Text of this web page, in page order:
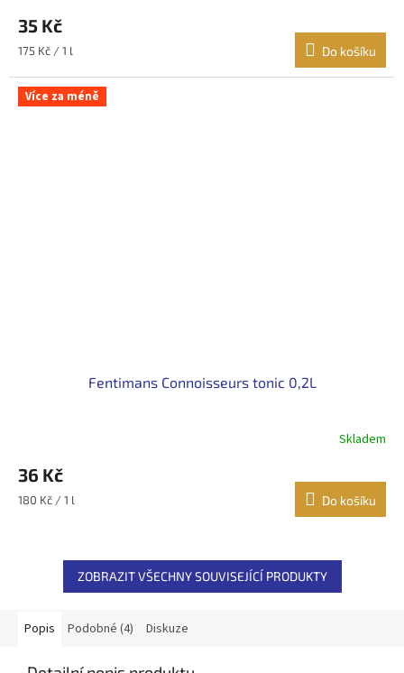
35 Kč
Měrná
175 Kč / 1 l Do košíku
Více za méně
Fentimans Connoisseurs tonic 0,2L
Skladem
36 Kč
Měrná
180 Kč / 1 l Do košíku
ZOBRAZIT VŠECHNY SOUVISEJÍCÍ PRODUKTY
Popis Podobné (4) Diskuze